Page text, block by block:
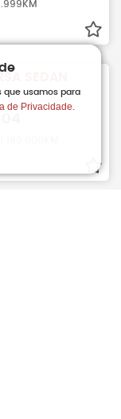
189.000KM
que usamos para
de Privacidade.